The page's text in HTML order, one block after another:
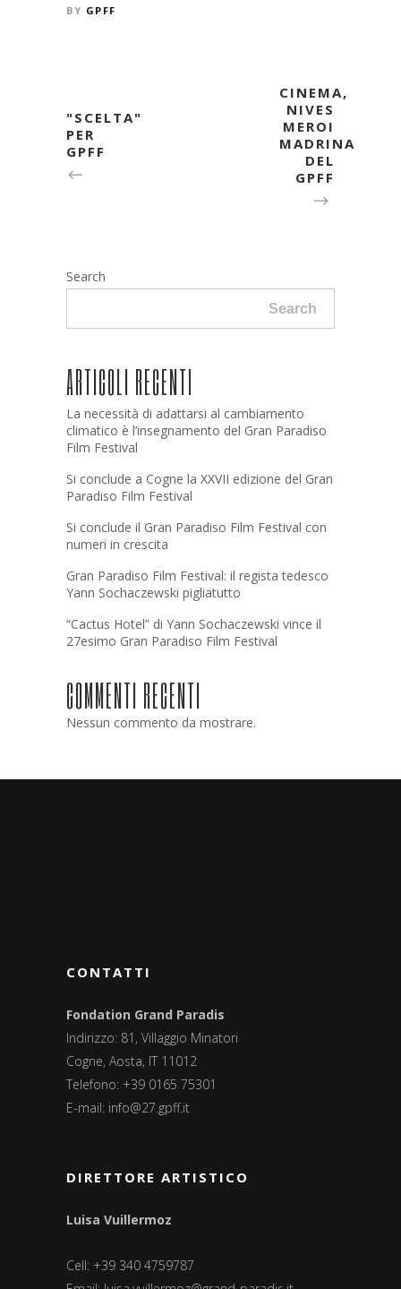
BY GPFF
"SCELTA"
PER
GPFF
CINEMA,
NIVES
MEROI
MADRINA
DEL
GPFF
Search
Search
ARTICOLI RECENTI
La necessità di adattarsi al cambiamento
climatico è l’insegnamento del Gran Paradiso
Film Festival
Si conclude a Cogne la XXVII edizione del Gran
Paradiso Film Festival
Si conclude il Gran Paradiso Film Festival con
numeri in crescita
Gran Paradiso Film Festival: il regista tedesco
Yann Sochaczewski pigliatutto
“Cactus Hotel” di Yann Sochaczewski vince il
27esimo Gran Paradiso Film Festival
COMMENTI RECENTI
Nessun commento da mostrare.
CONTATTI
Fondation Grand Paradis
Indirizzo: 81, Villaggio Minatori
Cogne, Aosta, IT 11012
Telefono: +39 0165 75301
E-mail: info@27.gpff.it
DIRETTORE ARTISTICO
Luisa Vuillermoz
Cell: +39 340 4759787